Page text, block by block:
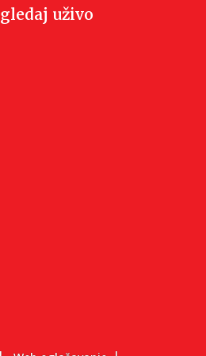
gledaj uživo